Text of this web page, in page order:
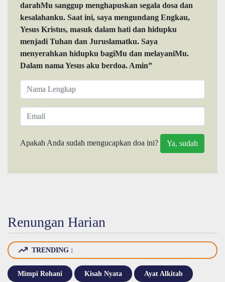
darahMu sanggup menghapuskan segala dosa dan
kesalahanku. Saat ini, saya mengundang Engkau,
Yesus Kristus, masuk dalam hati dan hidupku
menjadi Tuhan dan Juruslamatku. Saya
menyerahkan hidupku bagiMu dan melayaniMu.
Dalam nama Yesus aku berdoa. Amin”
Apakah Anda sudah mengucapkan doa ini?
Renungan Harian
TRENDING :
Mimpi Rohani Kisah Nyata Ayat Alkitab